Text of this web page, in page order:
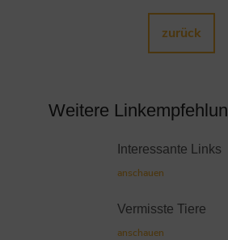
zurück
Weitere
Interessante Links
anschauen
Vermisste Tiere
anschauen